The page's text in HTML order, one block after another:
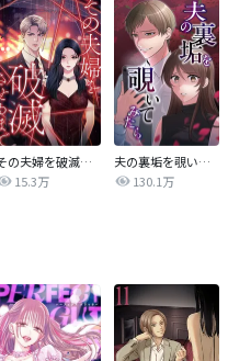
その夫婦を破滅させるまで
15.3万
夫の裏垢を覗いてみたら
130.1万